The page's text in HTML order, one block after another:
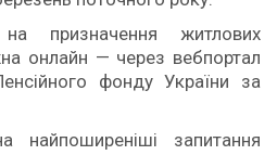
призначення житлових
онлайн — через вебпортал
фонду України за
найпоширеніші запитання